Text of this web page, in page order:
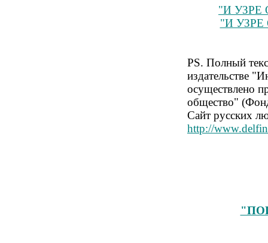
"И УЗРЕ
"И
PS. Полный
издательстве
осуществлено
общество"
Сайт русских
http://